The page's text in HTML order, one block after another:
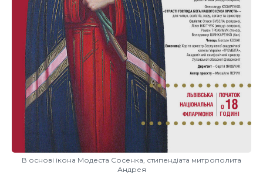
В основі ікона Модеста Сосенка, стипендіата митрополита
Андрея